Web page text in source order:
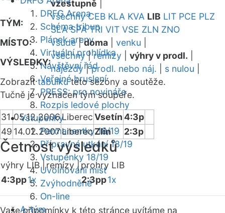
DRFG Arena
Schéma tribun
Plánek areny
Virtuální prohlídka
Návštěvní řád
Veřejné bruslení
PRESS: pro novináře
Rozpis ledové plochy
Vstupenky
Permanentky 18/19
Přípravná utkání 18/19
Vstupenky 18/19
Uvolňování míst
Zvýhodněné
On-line
A-tým
vzestupně
TÝM:
všechny CEB KLA KVA LIB LIT PCE PLZ
SLA SPA TRI VIT VSE ZLN ZNO
MÍSTO:
všude|doma venku
VÝSLEDKY:
všechny|remízy výhry v prodl.
nájezdy|prodl. nebo náj. s nulou
Zobrazittabulkutéto sezóny a soutěže.
Tučně je vyznačen tým soupeře.
31 05.12.2006LiberecVsetín4:3p
49 14.02.2007LiberecZlín 2:3p
Četnost výsledků
výhry LIB | remízy |prohry LIB
4:3pp1x 2:3pp1x
Vaše připomínky k této stránce uvítáme na